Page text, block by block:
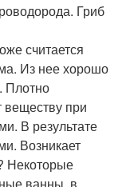
Гриб
считается
Из нее хорошо
Плотно
при
В результате
Возникает
Некоторые
ванны, в